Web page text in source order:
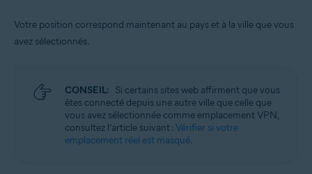
Votre position correspond maintenant au pays et à la ville que vous
avez sélectionnés.
CONSEIL: Si certains sites web affirment que vous
êtes connecté depuis une autre ville que celle que
vous avez sélectionnée comme emplacement VPN,
consultez l’article suivant : Vérifier si votre
emplacement réel est masqué.